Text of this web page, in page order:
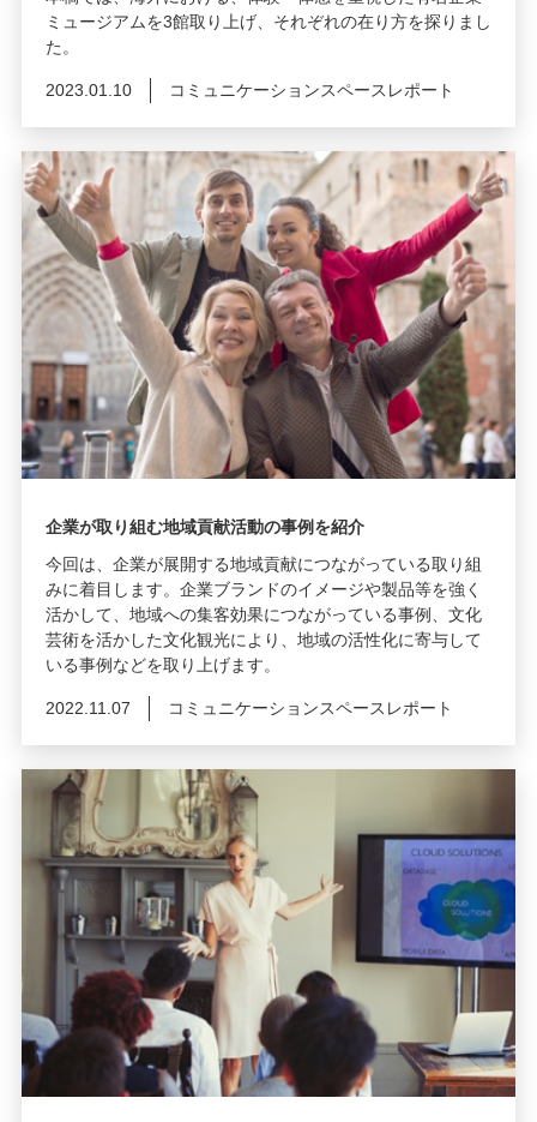
ミュージアムを3館取り上げ、それぞれの在り方を探りまし
た。
2023.01.10 コミュニケーションスペースレポート
企業が取り組む地域貢献活動の事例を紹介
今回は、企業が展開する地域貢献につながっている取り組
みに着目します。企業ブランドのイメージや製品等を強く
活かして、地域への集客効果につながっている事例、文化
芸術を活かした文化観光により、地域の活性化に寄与して
いる事例などを取り上げます。
2022.11.07 コミュニケーションスペースレポート